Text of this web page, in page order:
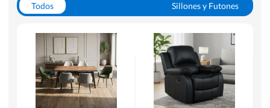
Todos
Sillones y Futones
Escritorios y Sillas PC
Racks y Muebles TV
Alfombras